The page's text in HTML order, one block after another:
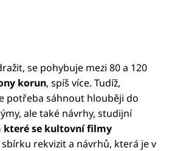
se pohybuje mezi 80 a 120
korun, spíš více. Tudíž,
potřeba sáhnout hlouběji do
ale také návrhy, studijní
které se kultovní filmy
rekvizit a návrhů, která je v